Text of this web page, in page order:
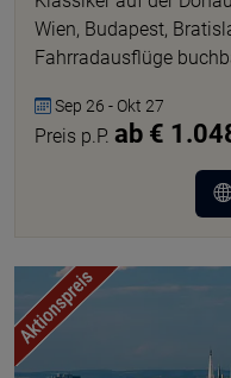
Wien, Budapest,
Fahrradausflüge
Sep 26 - Okt 27
Preis p.P. ab €